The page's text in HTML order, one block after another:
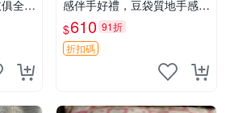
全，
牌
擁有
感伴手好禮，豆袋質地手感
佳，抱枕小熊 recom 推薦 白
色豆袋 玩具
$610 91折
折扣碼